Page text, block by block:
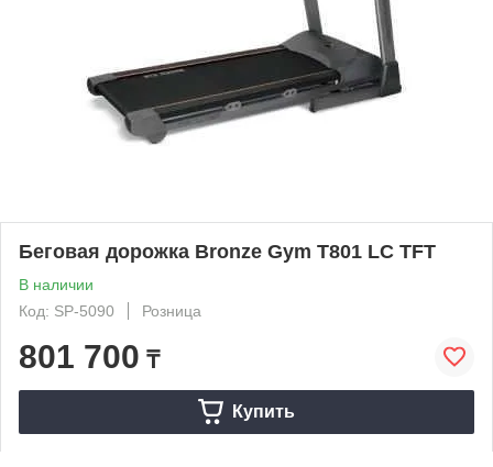
Беговая дорожка Bronze Gym T801 LC TFT
В наличии
Код: SP-5090
Розница
801 700 ₸
Купить